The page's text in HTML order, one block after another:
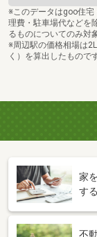
※このデータはgoo住宅
理費・駐車場代などを
るものについてのみ対
※周辺駅の価格相場は
く）を算出したものです
家
す
不